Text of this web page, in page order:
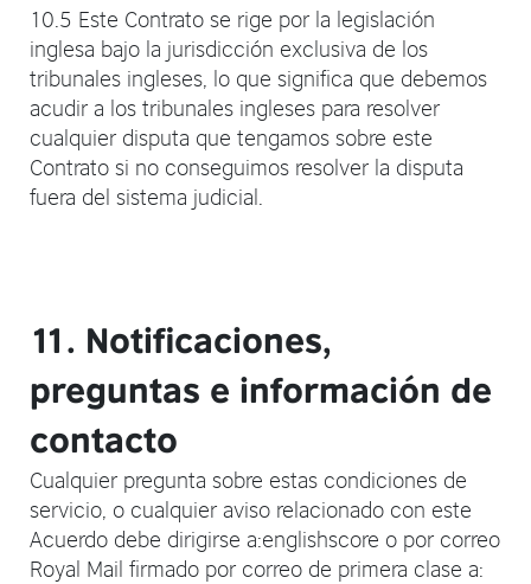
10.5 Este Contrato se rige por la legislación
inglesa bajo la jurisdicción exclusiva de los
tribunales ingleses, lo que significa que debemos
acudir a los tribunales ingleses para resolver
cualquier disputa que tengamos sobre este
Contrato si no conseguimos resolver la disputa
fuera del sistema judicial.
11. Notificaciones,
preguntas e información de
contacto
Cualquier pregunta sobre estas condiciones de
servicio, o cualquier aviso relacionado con este
Acuerdo debe dirigirse a:englishscore o por correo
Royal Mail firmado por correo de primera clase a: